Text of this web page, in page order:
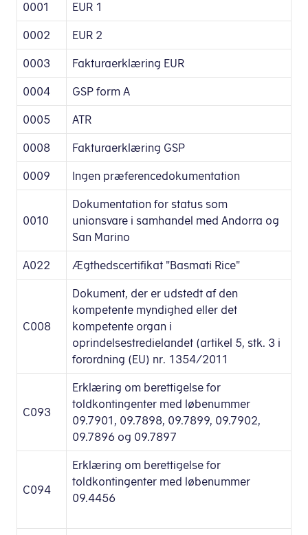
0001 EUR 1
0002 EUR 2
0003 Fakturaerklæring EUR
0004 GSP form A
0005 ATR
0008 Fakturaerklæring GSP
0009 Ingen præferencedokumentation
0010
Dokumentation for status som
unionsvare i samhandel med Andorra og
San Marino
A022 Ægthedscertifikat "Basmati Rice"
C008
Dokument, der er udstedt af den
kompetente myndighed eller det
kompetente organ i
oprindelsestredielandet (artikel 5, stk. 3 i
forordning (EU) nr. 1354/2011
C093
Erklæring om berettigelse for
toldkontingenter med løbenummer
09.7901, 09.7898, 09.7899, 09.7902,
09.7896 og 09.7897
C094
Erklæring om berettigelse for
toldkontingenter med løbenummer
09.4456